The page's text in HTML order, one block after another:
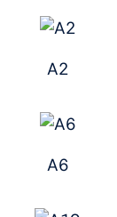
A2
A6